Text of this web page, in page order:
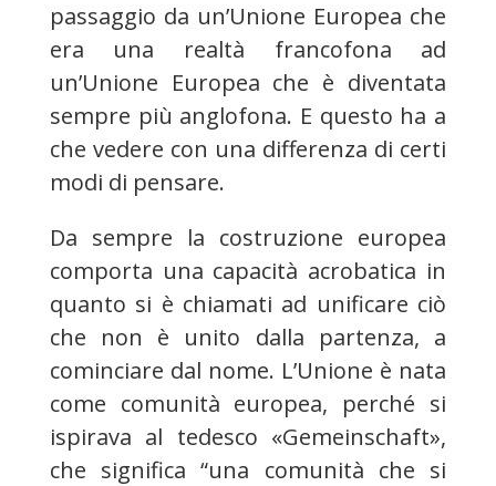
passaggio da un’Unione Europea che
era una realtà francofona ad
un’Unione Europea che è diventata
sempre più anglofona. E questo ha a
che vedere con una differenza di certi
modi di pensare.
Da sempre la costruzione europea
comporta una capacità acrobatica in
quanto si è chiamati ad unificare ciò
che non è unito dalla partenza, a
cominciare dal nome. L’Unione è nata
come comunità europea, perché si
ispirava al tedesco «Gemeinschaft»,
che significa “una comunità che si